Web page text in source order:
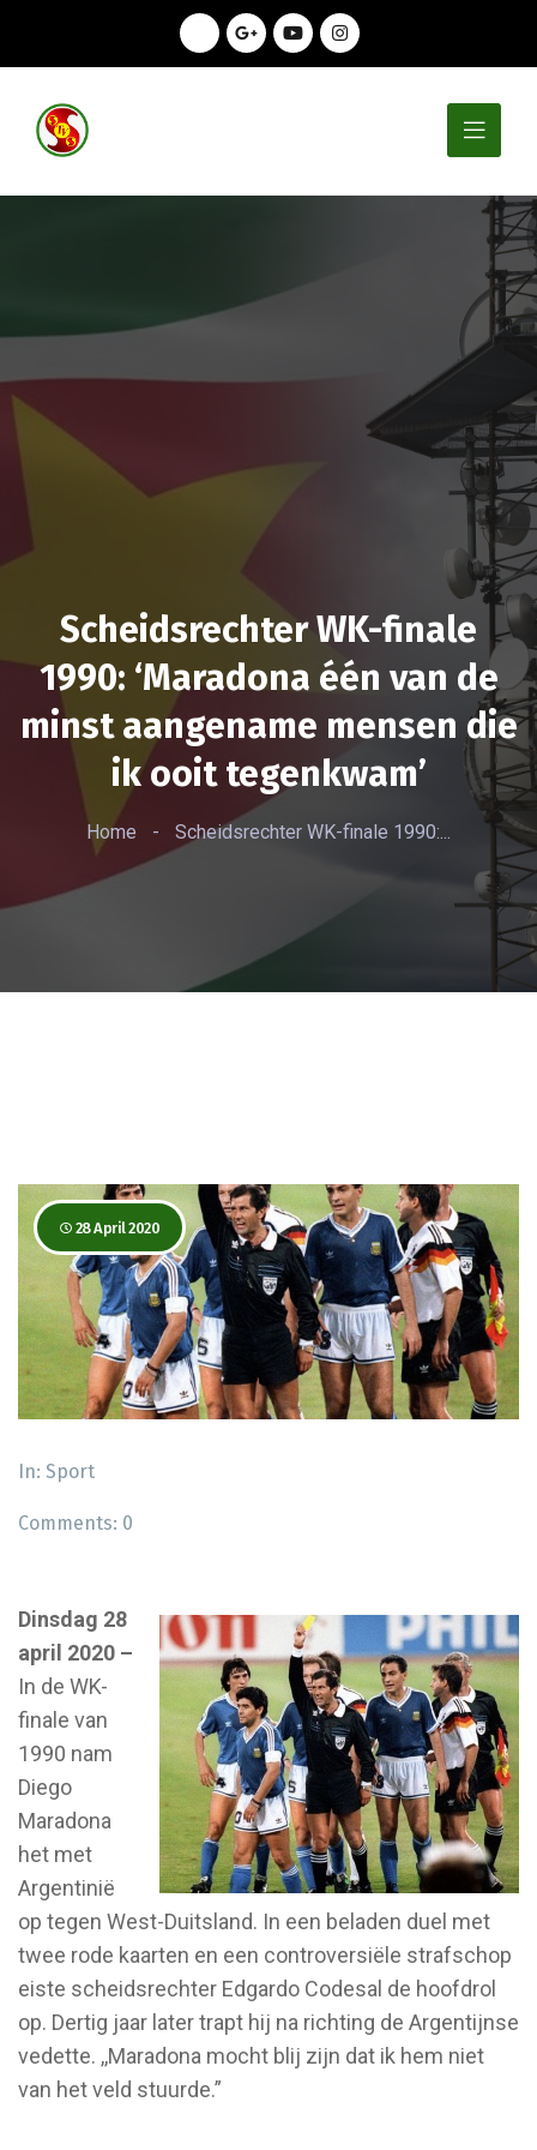
Scheidsrechter WK-finale
1990: ‘Maradona één van de
minst aangename mensen die
ik ooit tegenkwam’
Home - Scheidsrechter WK-finale 1990:...
28 April 2020
In: Sport
Comments: 0
Dinsdag 28
april 2020 –
In de WK-
finale van
1990 nam
Diego
Maradona
het met
Argentinië
op tegen West-Duitsland. In een beladen duel met
twee rode kaarten en een controversiële strafschop
eiste scheidsrechter Edgardo Codesal de hoofdrol
op. Dertig jaar later trapt hij na richting de Argentijnse
vedette. ,,Maradona mocht blij zijn dat ik hem niet
van het veld stuurde.”